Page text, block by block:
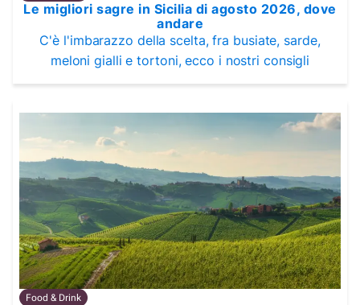
Le migliori sagre in Sicilia di agosto 2026, dove
andare
C'è l'imbarazzo della scelta, fra busiate, sarde,
meloni gialli e tortoni, ecco i nostri consigli
Food & Drink